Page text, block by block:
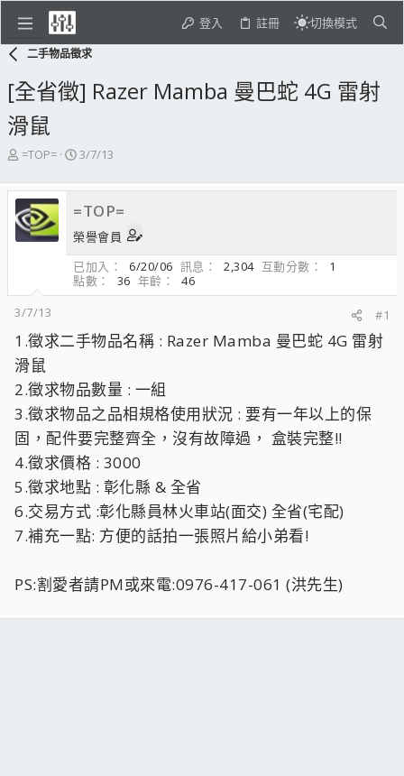
登入 註冊 切換模式
二手物品徵求
[全省徵] Razer Mamba 曼巴蛇 4G 雷射
滑鼠
主
發
起
人
=TOP=
開
日
期
3/7/13
=TOP=
榮譽會員
已加入
6/20/06 訊息 2,304 互動分數
1
點數
36 年齡
46
3/7/13
#1
1.徵求二手物品名稱 : Razer Mamba 曼巴蛇 4G 雷射
滑鼠
2.徵求物品數量 : 一組
3.徵求物品之品相規格使用狀況 : 要有一年以上的保
固，配件要完整齊全，沒有故障過， 盒裝完整!!
4.徵求價格 : 3000
5.徵求地點 : 彰化縣 & 全省
6.交易方式 :彰化縣員林火車站(面交) 全省(宅配)
7.補充一點: 方便的話拍一張照片給小弟看!
PS:割愛者請PM或來電:0976-417-061 (洪先生)